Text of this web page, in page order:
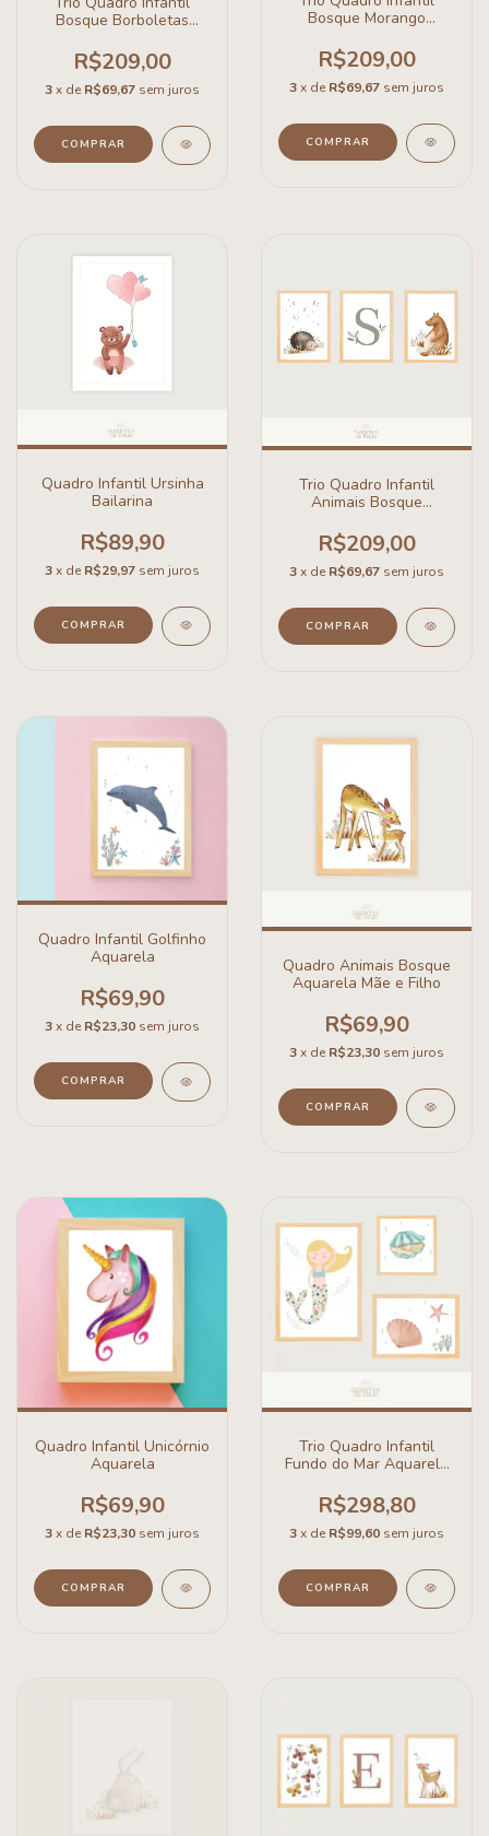
Bosque Borboletas
R$209,00
3x de R$69,67 sem juros
COMPRAR
Bosque Morango
R$209,00
3x de R$69,67 sem juros
COMPRAR
Quadro Infantil Ursinha
Bailarina
R$89,90
3x de R$29,97 sem juros
COMPRAR
Trio Quadro Infantil
Animais Bosque
R$209,00
3x de R$69,67 sem juros
COMPRAR
Quadro Infantil Golfinho
Aquarela
R$69,90
3x de R$23,30 sem juros
COMPRAR
Quadro Animais Bosque
Aquarela Mãe e Filho
R$69,90
3x de R$23,30 sem juros
COMPRAR
Quadro Infantil Unicórnio
Aquarela
R$69,90
3x de R$23,30 sem juros
COMPRAR
Trio Quadro Infantil
Fundo do Mar Aquarela
R$298,80
3x de R$99,60 sem juros
COMPRAR